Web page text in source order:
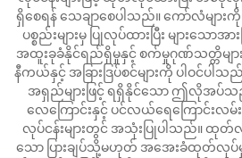
ရှိစေရန် သေချာစေပါသည်။ ကော်လံမျာ
ပစ္စည်းများမှ ပြုလုပ်ထားပြီး များသော
အထူးခုခံနိုင်ရည်ရှိမှုနှင့် စက်မှုဂုဏ်သတ္တိမျ
နီကယ်နှင့် အခြားဒြပ်စင်များကို ပါဝင်ပါ
အရှည်များဖြင့် ရရှိနိုင်သော ဤလိုအပ်
လေကြောင်းနှင့် ပင်လယ်ရေကြောင်းလမ်
လုပ်ငန်းများတွင် အသုံးပြုပါသည်။ ထုတ်
သော ပြားချပ်သို့မဟုတ် အအေးခံထုတ်လုပ်